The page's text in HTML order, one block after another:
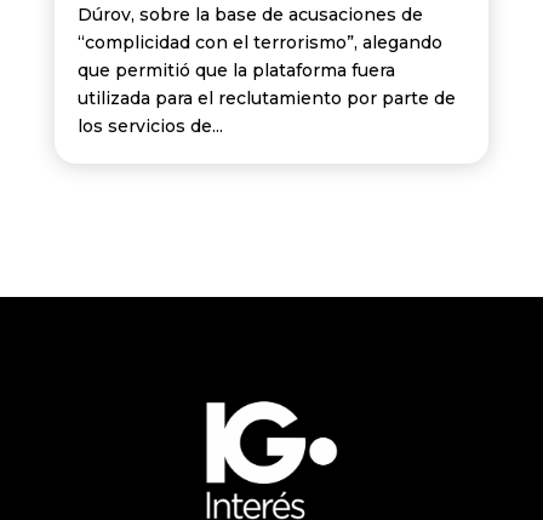
Dúrov, sobre la base de acusaciones de
“complicidad con el terrorismo”, alegando
que permitió que la plataforma fuera
utilizada para el reclutamiento por parte de
los servicios de...